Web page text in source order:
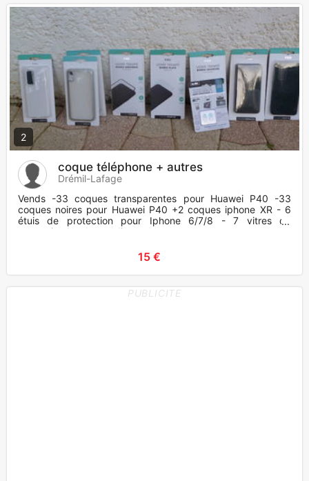
2
coque téléphone + autres
Drémil-Lafage
Vends -33 coques transparentes pour Huawei P40 -33
coques noires pour Huawei P40 +2 coques iphone XR - 6
étuis de protection pour Iphone 6/7/8 - 7 vitres de
protection bord arrondi
15 €
PUBLICITE